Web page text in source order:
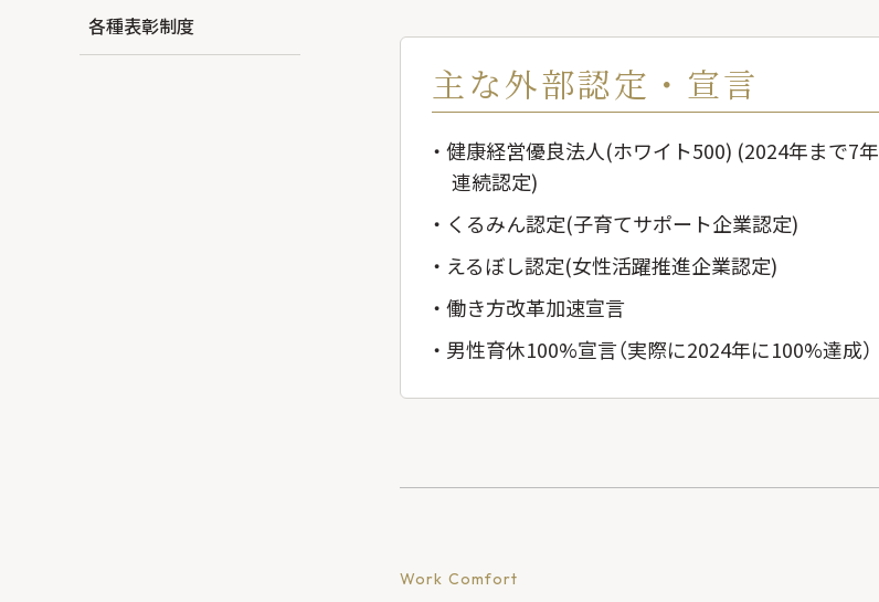
各種表彰制度
主な外部認定・宣言
健康経営優良法人(ホワイト500) (2024年まで7年
連続認定)
くるみん認定(子育てサポート企業認定)
えるぼし認定(女性活躍推進企業認定)
働き方改革加速宣言
男性育休100%宣言（実際に2024年に100%達成）
Work Comfort